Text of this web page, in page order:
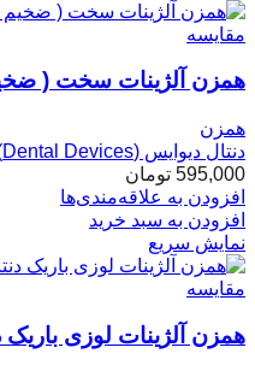
مقایسه
همزن آلژینات سخت (
همزن
دنتال دیوایس (Dental Devices)
595,000 تومان
افزودن به علاقه‌مندی‌ها
افزودن به سبد خرید
نمایش سریع
مقایسه
همزن آلژینات لوزی باریک